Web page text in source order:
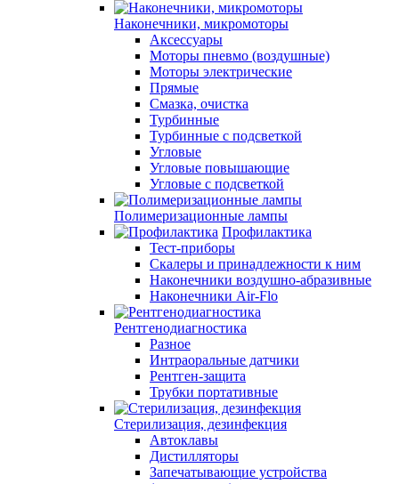
Наконечники, микромоторы
Аксессуары
Моторы пневмо (воздушные)
Моторы электрические
Прямые
Смазка, очистка
Турбинные
Турбинные с подсветкой
Угловые
Угловые повышающие
Угловые с подсветкой
Полимеризационные лампы
Профилактика
Тест-приборы
Скалеры и принадлежности к ним
Наконечники воздушно-абразивные
Наконечники Air-Flo
Рентгенодиагностика
Разное
Интраоральные датчики
Рентген-защита
Трубки портативные
Стерилизация, дезинфекция
Автоклавы
Дистилляторы
Запечатывающие устройства